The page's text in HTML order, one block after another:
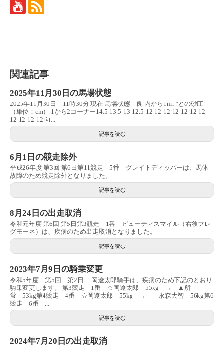
関連記事
2025年11月30日の馬場状態
2025年11月30日 11時30分 現在 馬場状態 良 内から1mごとの砂圧
（単位：cm） 1から2コーナー14.5-13.5-13-12.5-12-12-12-12-12-12-12-
12-12-12-12 向...
記事を読む
6月1日の競走除外
平成26年度 第3回 第6日第11競走 5番 グレイトディッパーは、馬体
故障のため競走除外となりました。
記事を読む
8月24日の出走取消
令和元年度 第6回 第5日第3競走 1番 ビューティスマイル（右後フレ
グモーネ）は、疾病のため出走取消となりました。
記事を読む
2023年7月9日の騎乗変更
令和5年度 第5回 第2日 岡遼太郎騎手は、疾病のため下記のとおり
騎乗変更します。 第3競走 1番 ☆岡遼太郎 55kg → ▲所
蛍 53kg第4競走 4番 ☆岡遼太郎 55kg → 永森大智 56kg第6
競走 6番 ...
記事を読む
2024年7月20日の出走取消